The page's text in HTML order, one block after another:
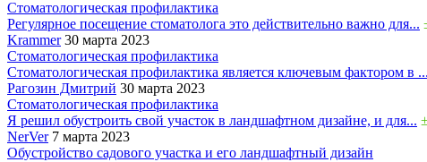
Стоматологическая профилактика
Регулярное посещение стоматолога это действительно важно для...
Krammer30 марта 2023
Стоматологическая профилактика
Стоматологическая профилактика является ключевым фактором в ...
Рагозин Дмитрий 30 марта 2023
Стоматологическая профилактика
Я решил обустроить свой участок в ландшафтном дизайне, и для...
NerVer7 марта 2023
Обустройство садового участка и его ландшафтный дизайн